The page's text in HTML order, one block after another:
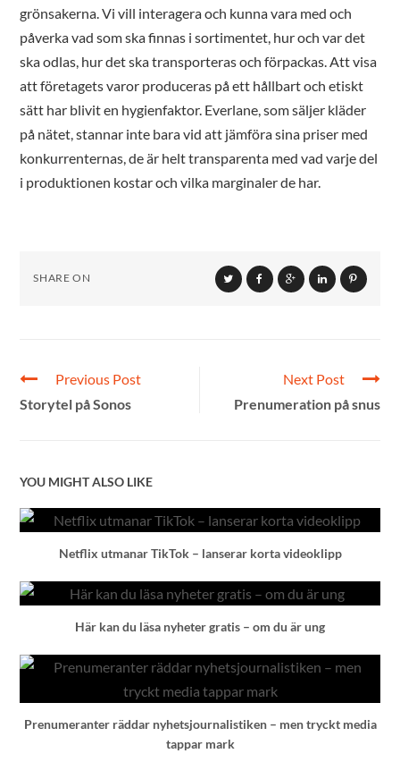
grönsakerna. Vi vill interagera och kunna vara med och
påverka vad som ska finnas i sortimentet, hur och var det
ska odlas, hur det ska transporteras och förpackas. Att visa
att företagets varor produceras på ett hållbart och etiskt
sätt har blivit en hygienfaktor. Everlane, som säljer kläder
på nätet, stannar inte bara vid att jämföra sina priser med
konkurrenternas, de är helt transparenta med vad varje del
i produktionen kostar och vilka marginaler de har.
SHARE ON
Previous Post
Storytel på Sonos
Next Post
Prenumeration på snus
YOU MIGHT ALSO LIKE
Netflix utmanar TikTok – lanserar korta videoklipp
Här kan du läsa nyheter gratis – om du är ung
Prenumeranter räddar nyhetsjournalistiken – men tryckt media
tappar mark